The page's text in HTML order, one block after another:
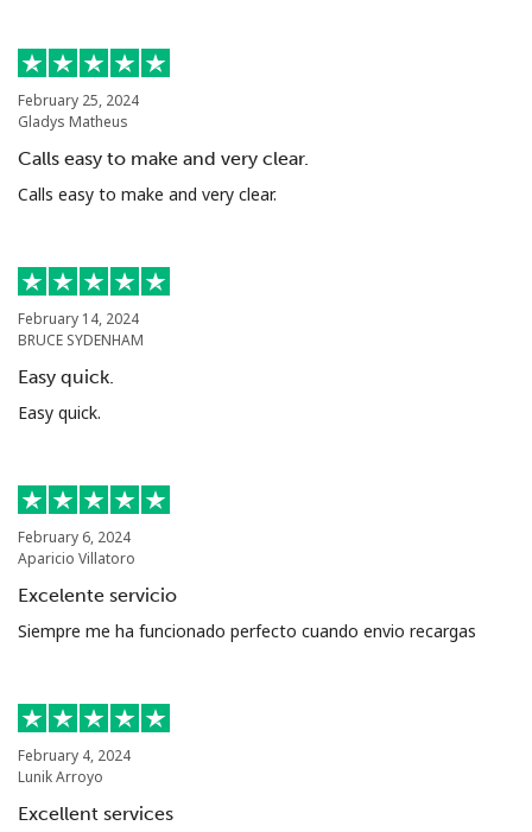
February 25, 2024
Gladys Matheus
Calls easy to make and very clear.
Calls easy to make and very clear.
February 14, 2024
BRUCE SYDENHAM
Easy quick.
Easy quick.
February 6, 2024
Aparicio Villatoro
Excelente servicio
Siempre me ha funcionado perfecto cuando envio recargas
February 4, 2024
Lunik Arroyo
Excellent services